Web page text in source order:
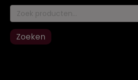
Zoeken
naar:
Zoeken